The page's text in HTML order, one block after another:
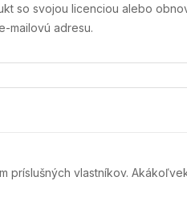
so svojou licenciou alebo
mailovú adresu.
príslušných vlastníkov.